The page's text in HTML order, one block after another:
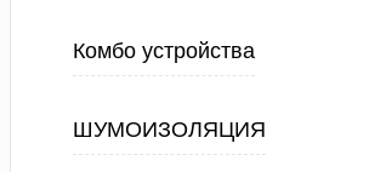
Комбо устройства
ШУМОИЗОЛЯЦИЯ